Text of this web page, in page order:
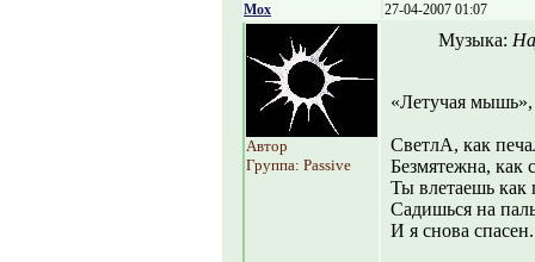
Mox 27-04-2007 01:07
Автор
Группа: Passive
Музыка:
«Летучая
СветлА, как
Безмятежна, как
Ты влетаешь как
Садишься на
И я снова спасен.